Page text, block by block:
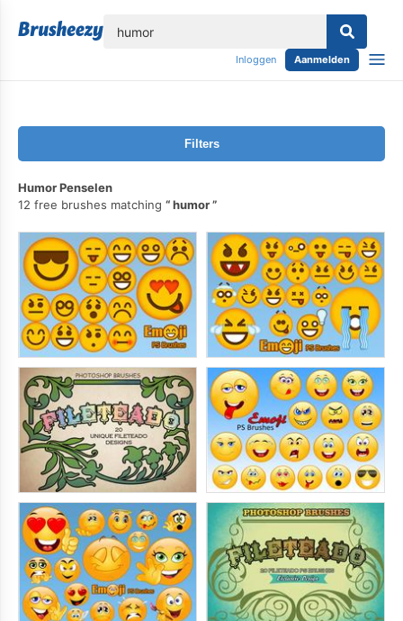
Inloggen Aanmelden
Filters
Humor Penselen
12 free brushes matching
humor